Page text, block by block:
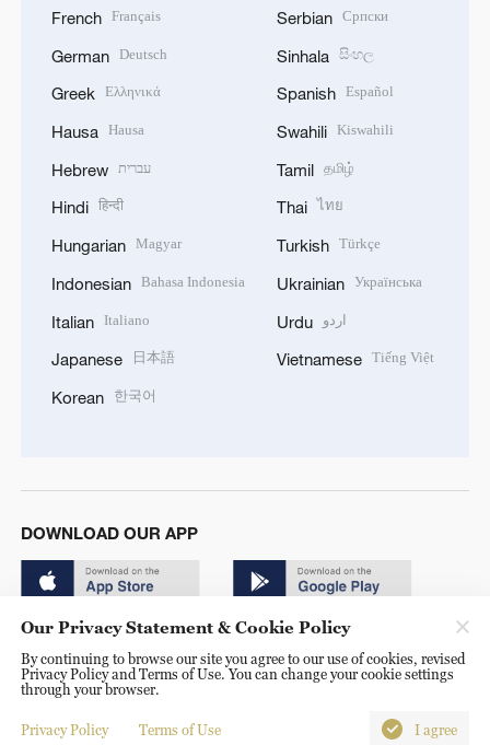
French Français
German Deutsch
Greek Ελληνικά
Hausa Hausa
Hebrew עברית
Hindi हिन्दी
Hungarian Magyar
Indonesian Bahasa Indonesia
Italian Italiano
Japanese 日本語
Korean 한국어
Serbian Српски
Sinhala සිංහල
Spanish Español
Swahili Kiswahili
Tamil தமிழ்
Thai ไทย
Turkish Türkçe
Ukrainian Українська
Urdu اردو
Vietnamese Tiếng Việt
DOWNLOAD OUR APP
© China Radio International.CRI. All Rights Reserved. 16A
Shijingshan Road, Beijing, China. 100040
Our Privacy Statement & Cookie Policy
By continuing to browse our site you agree to our use of cookies, revised
Privacy Policy and Terms of Use. You can change your cookie settings
through your browser.
Privacy Policy Terms of Use I agree